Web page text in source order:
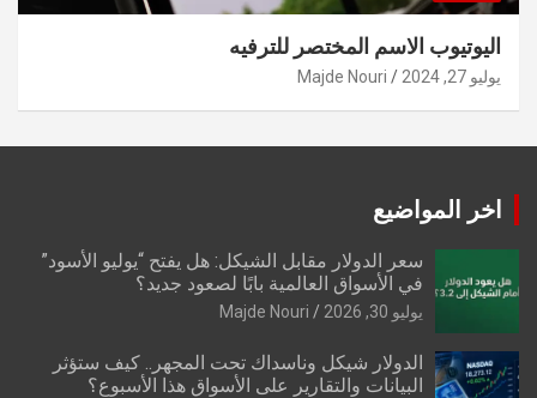
اليوتيوب الاسم المختصر للترفيه
يوليو 27, 2024 Majde Nouri
اخر المواضيع
سعر الدولار مقابل الشيكل: هل يفتح “يوليو الأسود”
في الأسواق العالمية بابًا لصعود جديد؟
يوليو 30, 2026 Majde Nouri
الدولار شيكل وناسداك تحت المجهر.. كيف ستؤثر
البيانات والتقارير على الأسواق هذا الأسبوع؟